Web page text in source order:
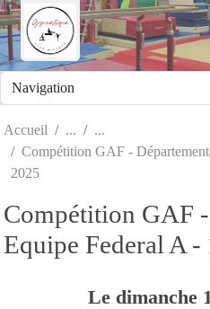
Accueil
Compétition GAF -
2025
Compétition GAF
Equipe Federal A
Le dimanche
Panneau de gestion des cookies